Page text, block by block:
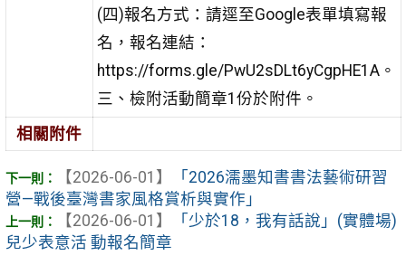
(四)報名方式：請逕至Google表單填寫報
名，報名連結：
https://forms.gle/PwU2sDLt6yCgpHE1A。
三、檢附活動簡章1份於附件。
相關附件
【2026-06-01】
「2026濡墨知書書法藝術研習
營—戰後臺灣書家風格賞析與實作」
【2026-06-01】
「少於18，我有話說」(實體場)
兒少表意活 動報名簡章